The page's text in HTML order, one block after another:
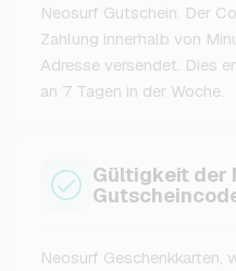
Neosurf Gutschein. Der
Zahlung innerhalb von
Adresse versendet. Dies
an 7 Tagen in der Woche.
Gültigkeit der
Neosurf Geschenkkarten,